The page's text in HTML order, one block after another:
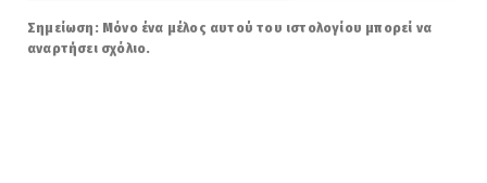
Σημείωση: Μόνο ένα μέλος αυτού του ιστολογίου μπορεί να
αναρτήσει σχόλιο.